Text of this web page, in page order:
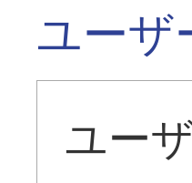
ユーザ
ユー